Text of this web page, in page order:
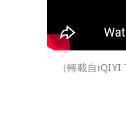
（轉載自iQIYI